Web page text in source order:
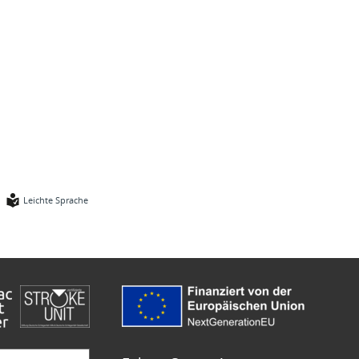
Leichte Sprache